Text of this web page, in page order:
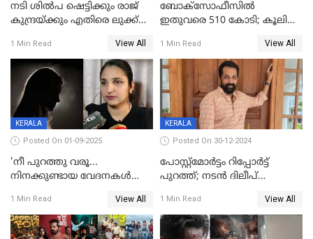
നടി ശിൽപ ഷെട്ടിക്കും രാജ്
കുന്ദ്രയ്ക്കും എതിരെ ലുക്ക്
1 Min Read View All
ബോക്സോഫീസിൽ
ഇതുവരെ 510 കോടി; കൂലി
തീയതി പുറത്ത്
1 Min Read View All
KERALA
Posted On 01-09-2025
'നീ പുറത്തു വരൂ...
നിനക്കുണ്ടായ വേദനകള്‍
'കരയേണ്ടതും ഒറ്റപ്പെടേണ്ടതും
വേട്ടക്കാരനാണ്, വേദനകള്‍
സധൈര്യം പറയു;
1 Min Read View All
KERALA
Posted On 30-12-2024
പോസ്റ്റ്‌മോര്‍ട്ടം റിപ്പോര്‍ട്ട്
പുറത്ത്; നടൻ ദിലീപ്
ആന്തരിക രക്തസ്രാവം
1 Min Read View All